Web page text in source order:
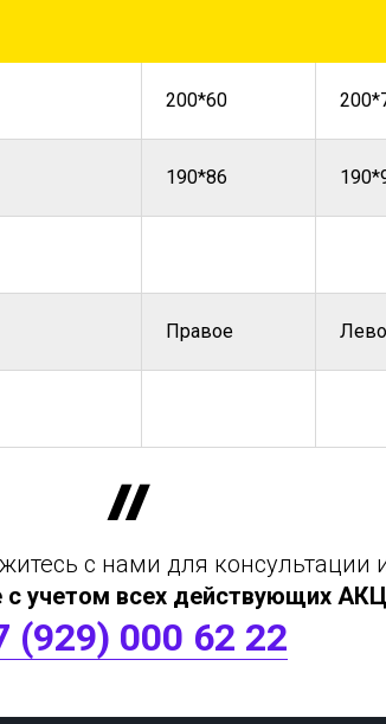
200*60
190*86
Правое
с нами для консультации
с учетом всех действующих
(929) 000 62 22